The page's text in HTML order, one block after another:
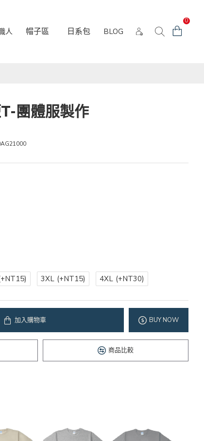
人 帽子區 日系包 BLOG
0
團體服製作
3XL (+NT15) 4XL (+NT30)
加入購物車 BUY NOW
商品比較